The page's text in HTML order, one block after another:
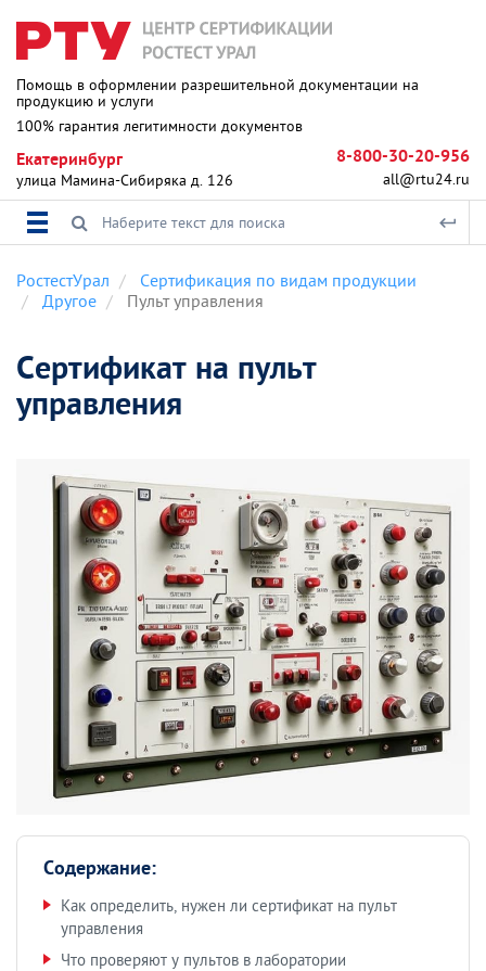
Помощь в оформлении разрешительной документации на
продукцию и услуги
100% гарантия легитимности документов
Екатеринбург
улица Мамина-Сибиряка д. 126
8-800-30-20-956
all@rtu24.ru
РостестУрал
Сертификация по видам продукции
Другое
Пульт управления
Сертификат на пульт
управления
Содержание:
Как определить, нужен ли сертификат на пульт
управления
Что проверяют у пультов в лаборатории